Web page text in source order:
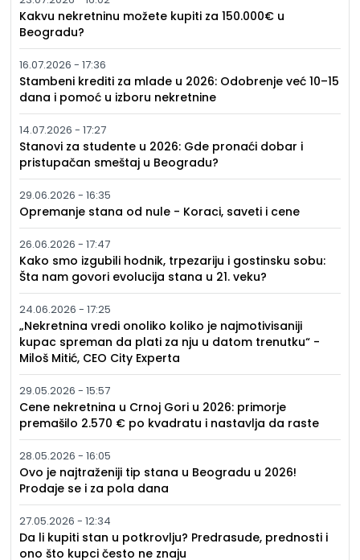
Kakvu nekretninu možete kupiti za 150.000€ u
Beogradu?
16.07.2026 - 17:36
Stambeni krediti za mlade u 2026: Odobrenje već 10–15
dana i pomoć u izboru nekretnine
14.07.2026 - 17:27
Stanovi za studente u 2026: Gde pronaći dobar i
pristupačan smeštaj u Beogradu?
29.06.2026 - 16:35
Opremanje stana od nule - Koraci, saveti i cene
26.06.2026 - 17:47
Kako smo izgubili hodnik, trpezariju i gostinsku sobu:
Šta nam govori evolucija stana u 21. veku?
24.06.2026 - 17:25
„Nekretnina vredi onoliko koliko je najmotivisaniji
kupac spreman da plati za nju u datom trenutku“ -
Miloš Mitić, CEO City Experta
29.05.2026 - 15:57
Cene nekretnina u Crnoj Gori u 2026: primorje
premašilo 2.570 € po kvadratu i nastavlja da raste
28.05.2026 - 16:05
Ovo je najtraženiji tip stana u Beogradu u 2026!
Prodaje se i za pola dana
27.05.2026 - 12:34
Da li kupiti stan u potkrovlju? Predrasude, prednosti i
ono što kupci često ne znaju